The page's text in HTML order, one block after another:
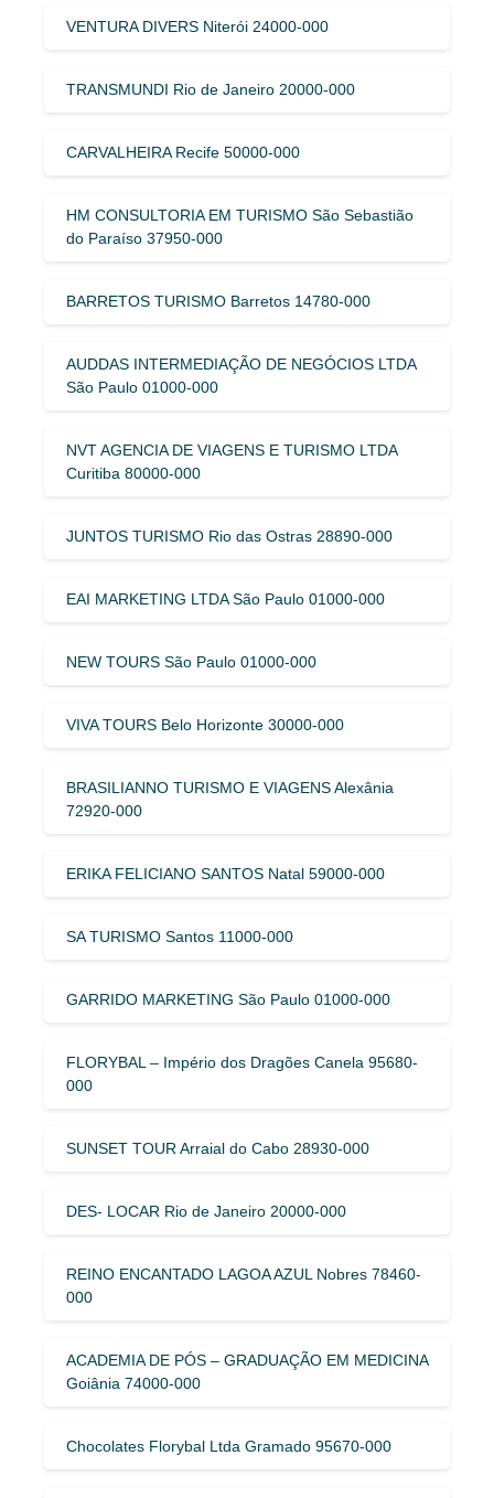
VENTURA DIVERS Niterói 24000-000
TRANSMUNDI Rio de Janeiro 20000-000
CARVALHEIRA Recife 50000-000
HM CONSULTORIA EM TURISMO São Sebastião
do Paraíso 37950-000
BARRETOS TURISMO Barretos 14780-000
AUDDAS INTERMEDIAÇÃO DE NEGÓCIOS LTDA
São Paulo 01000-000
NVT AGENCIA DE VIAGENS E TURISMO LTDA
Curitiba 80000-000
JUNTOS TURISMO Rio das Ostras 28890-000
EAI MARKETING LTDA São Paulo 01000-000
NEW TOURS São Paulo 01000-000
VIVA TOURS Belo Horizonte 30000-000
BRASILIANNO TURISMO E VIAGENS Alexânia
72920-000
ERIKA FELICIANO SANTOS Natal 59000-000
SA TURISMO Santos 11000-000
GARRIDO MARKETING São Paulo 01000-000
FLORYBAL – Império dos Dragões Canela 95680-
000
SUNSET TOUR Arraial do Cabo 28930-000
DES- LOCAR Rio de Janeiro 20000-000
REINO ENCANTADO LAGOA AZUL Nobres 78460-
000
ACADEMIA DE PÓS – GRADUAÇÃO EM MEDICINA
Goiânia 74000-000
Chocolates Florybal Ltda Gramado 95670-000